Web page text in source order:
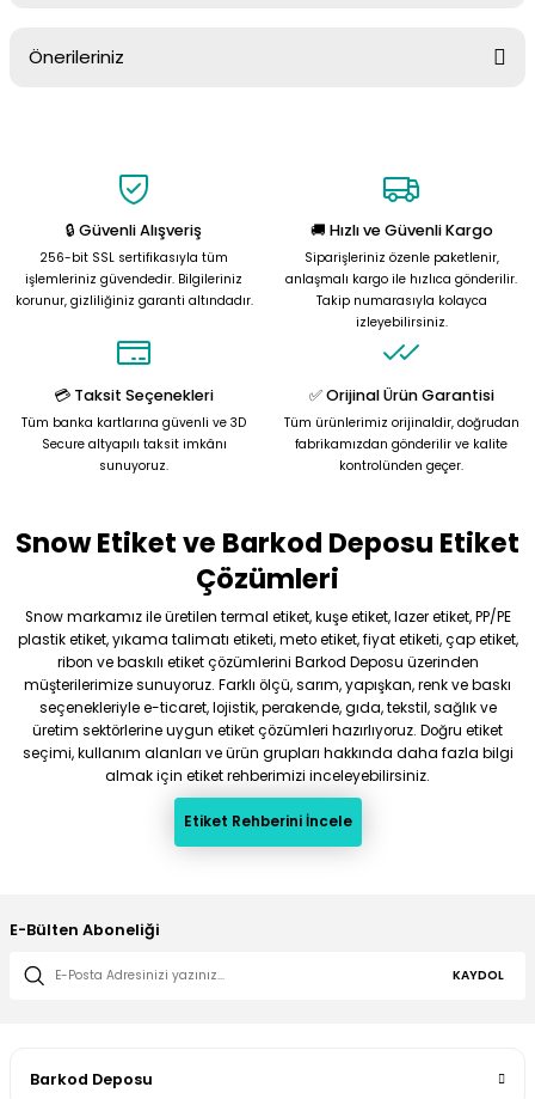
Önerileriniz
Görüş ve önerileriniz için teşekkür ederiz.
Ürün resmi kalitesiz, bozuk veya görüntülenemiyor.
Ürün açıklamasında eksik bilgiler bulunuyor.
Ürün bilgilerinde hatalar bulunuyor.
Ürün fiyatı diğer sitelerden daha pahalı.
Gönder
🔒 Güvenli Alışveriş
256-bit SSL sertifikasıyla tüm
işlemleriniz güvendedir. Bilgileriniz
korunur, gizliliğiniz garanti altındadır.
🚚 Hızlı ve Güvenli Kargo
Siparişleriniz özenle paketlenir,
anlaşmalı kargo ile hızlıca gönderilir.
Takip numarasıyla kolayca
izleyebilirsiniz.
💳 Taksit Seçenekleri
Tüm banka kartlarına güvenli ve 3D
Secure altyapılı taksit imkânı
sunuyoruz.
✅ Orijinal Ürün Garantisi
Tüm ürünlerimiz orijinaldir, doğrudan
fabrikamızdan gönderilir ve kalite
kontrolünden geçer.
Snow Etiket ve Barkod Deposu Etiket
Çözümleri
Snow markamız ile üretilen termal etiket, kuşe etiket, lazer etiket, PP/PE
plastik etiket, yıkama talimatı etiketi, meto etiket, fiyat etiketi, çap etiket,
ribon ve baskılı etiket çözümlerini Barkod Deposu üzerinden
müşterilerimize sunuyoruz. Farklı ölçü, sarım, yapışkan, renk ve baskı
seçenekleriyle e-ticaret, lojistik, perakende, gıda, tekstil, sağlık ve
üretim sektörlerine uygun etiket çözümleri hazırlıyoruz. Doğru etiket
seçimi, kullanım alanları ve ürün grupları hakkında daha fazla bilgi
almak için etiket rehberimizi inceleyebilirsiniz.
Etiket Rehberini İncele
E-Bülten Aboneliği
KAYDOL
Barkod Deposu